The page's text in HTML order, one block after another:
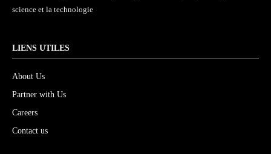
science et la technologie
LIENS UTILES
About Us
Partner with Us
Careers
Contact us